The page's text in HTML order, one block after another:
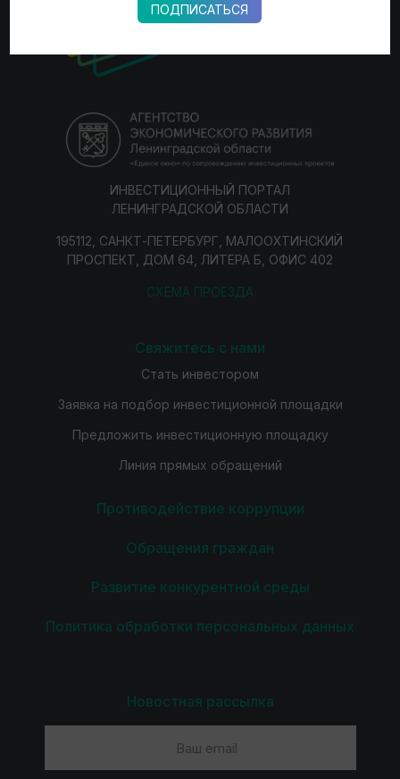
ИНВЕСТИЦИОННЫЙ ПОРТАЛ
ЛЕНИНГРАДСКОЙ ОБЛАСТИ
195112, САНКТ-ПЕТЕРБУРГ, МАЛООХТИНСКИЙ
ПРОСПЕКТ, ДОМ 64, ЛИТЕРА Б, ОФИС 402
СХЕМА ПРОЕЗДА
Свяжитесь с нами
Стать инвестором
Заявка на подбор инвестиционной площадки
Предложить инвестиционную площадку
Линия прямых обращений
Противодействие коррупции
Обращения граждан
Развитие конкурентной среды
Политика обработки персональных данных
Новостная рассылка
ПОДПИСАТЬСЯ